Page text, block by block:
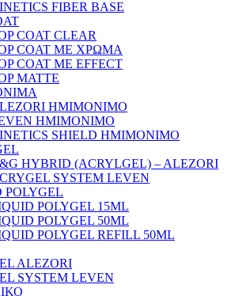
FIBER BASE
COAT CLEAR
COAT ΜΕ ΧΡΩΜΑ
COAT ΜΕ EFFECT
MATTE
ΗΜΙΜΟΝΙΜΟ
ΗΜΙΜΟΝΙΜΟ
SHIELD ΗΜΙΜΟΝΙΜΟ
HYBRID (ACRYLGEL) – ALEZORI
SYSTEM LEVEN
POLYGEL
POLYGEL 15ML
POLYGEL 50ML
POLYGEL REFILL 50ML
ALEZORI
SYSTEM LEVEN